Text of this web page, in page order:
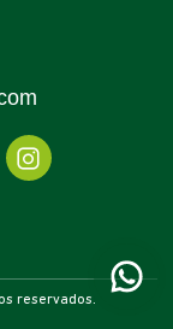
reservados.